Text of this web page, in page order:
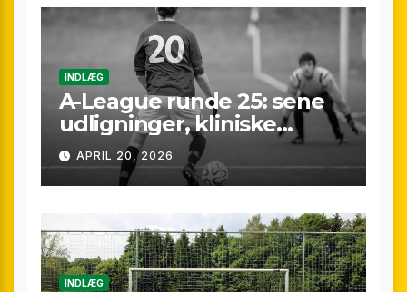
INDLÆG
A-League runde 25: sene
udligninger, kliniske
kontraster og små
marginaler
APRIL 20, 2026
INDLÆG